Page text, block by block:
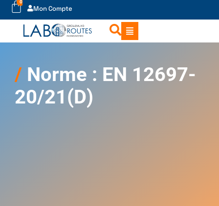
0
Mon Compte
Norme : EN 12697-
20/21(D)